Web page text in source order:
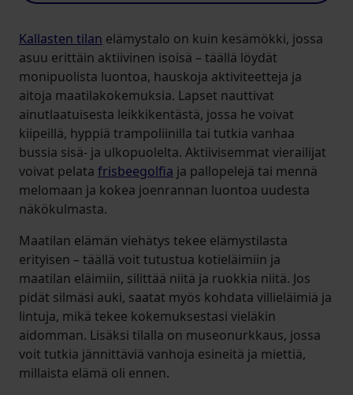
Kallasten tilan elämystalo on kuin kesämökki, jossa
asuu erittäin aktiivinen isoisä – täällä löydät
monipuolista luontoa, hauskoja aktiviteetteja ja
aitoja maatilakokemuksia. Lapset nauttivat
ainutlaatuisesta leikkikentästä, jossa he voivat
kiipeillä, hyppiä trampoliinilla tai tutkia vanhaa
bussia sisä- ja ulkopuolelta. Aktiivisemmat vierailijat
voivat pelata frisbeegolfia ja pallopelejä tai mennä
melomaan ja kokea joenrannan luontoa uudesta
näkökulmasta.
Maatilan elämän viehätys tekee elämystilasta
erityisen – täällä voit tutustua kotieläimiin ja
maatilan eläimiin, silittää niitä ja ruokkia niitä. Jos
pidät silmäsi auki, saatat myös kohdata villieläimiä ja
lintuja, mikä tekee kokemuksestasi vieläkin
aidomman. Lisäksi tilalla on museonurkkaus, jossa
voit tutkia jännittäviä vanhoja esineitä ja miettiä,
millaista elämä oli ennen.